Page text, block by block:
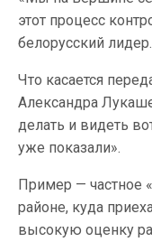
этот процесс
белорусский лидер.
Что касается
Александра
делать и видеть
уже показали».
Пример — частное
районе, куда
высокую оценку